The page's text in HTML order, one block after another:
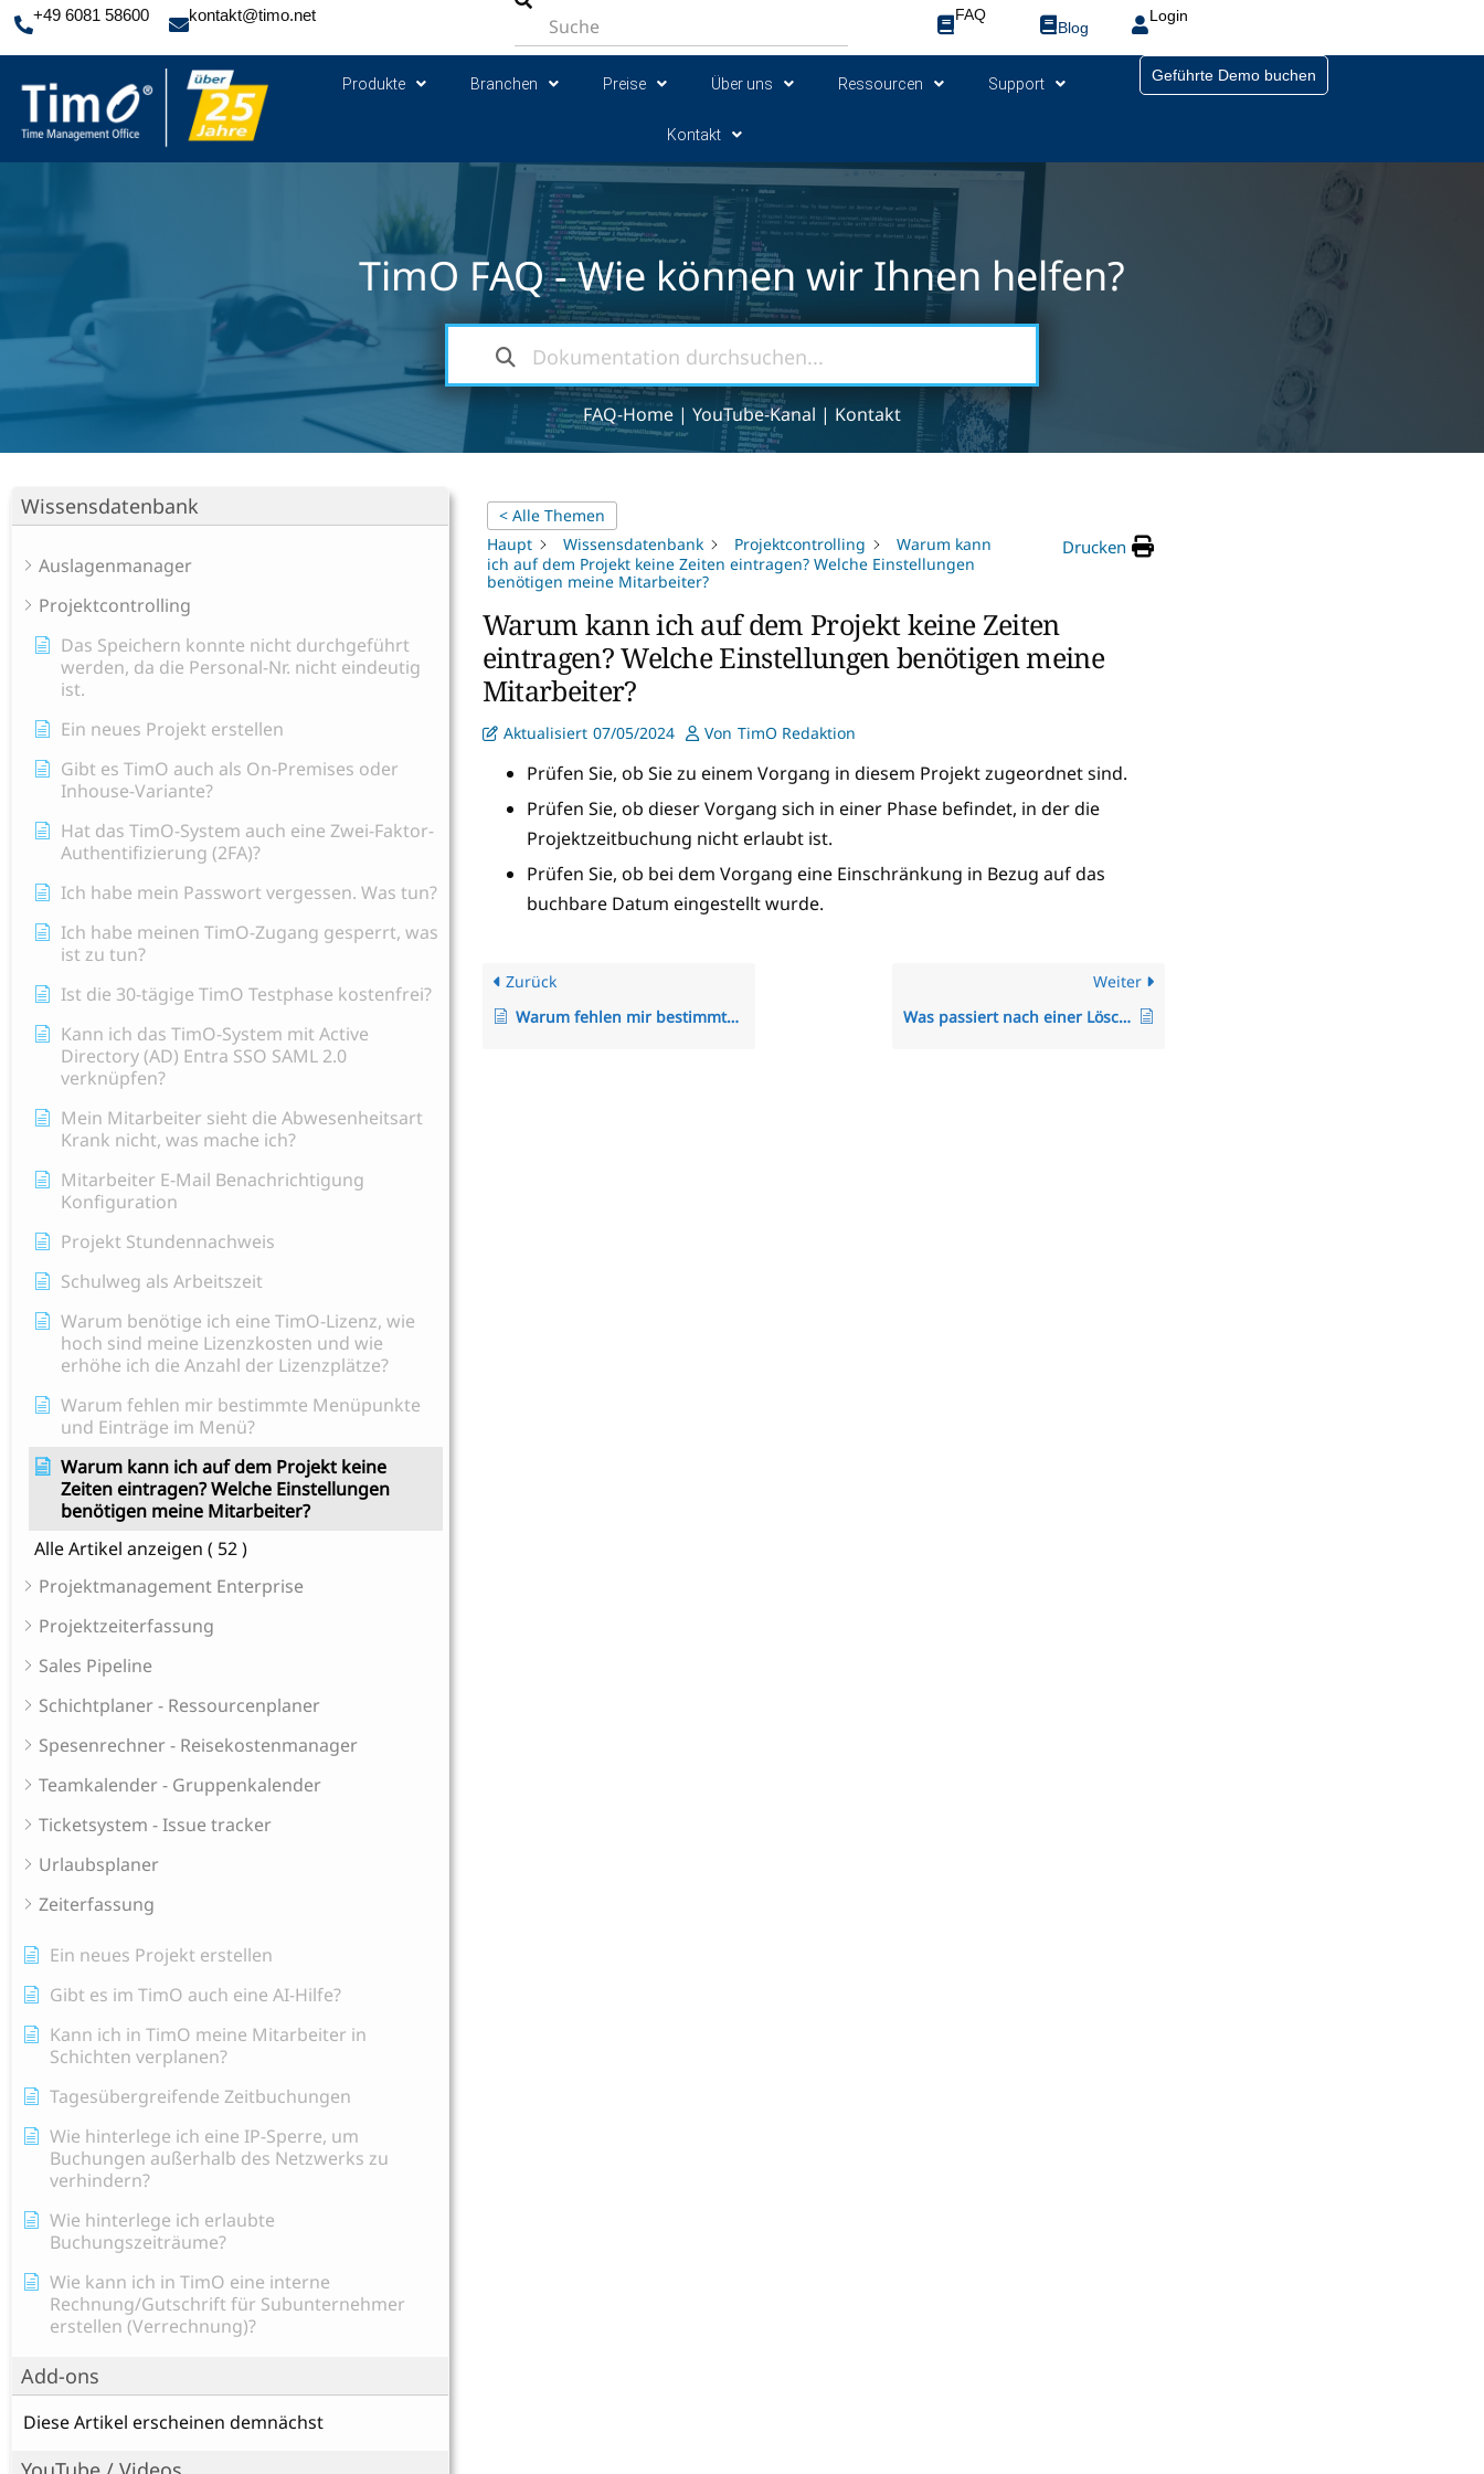
+49 6081 58600 kontakt@timo.net FAQ
Blog
Login
Produkte Branchen Preise Über uns Ressourcen Support
Kontakt
Geführte Demo buchen
TimO FAQ - Wie können wir Ihnen helfen?
FAQ-Home | YouTube-Kanal | Kontakt
Wissensdatenbank
Auslagenmanager
Projektcontrolling
Das Speichern konnte nicht durchgeführt
werden, da die Personal-Nr. nicht eindeutig
ist.
Ein neues Projekt erstellen
Gibt es TimO auch als On-Premises oder
Inhouse-Variante?
Hat das TimO-System auch eine Zwei-Faktor-
Authentifizierung (2FA)?
Ich habe mein Passwort vergessen. Was tun?
Ich habe meinen TimO-Zugang gesperrt, was
ist zu tun?
Ist die 30-tägige TimO Testphase kostenfrei?
Kann ich das TimO-System mit Active
Directory (AD) Entra SSO SAML 2.0
verknüpfen?
Mein Mitarbeiter sieht die Abwesenheitsart
Krank nicht, was mache ich?
Mitarbeiter E-Mail Benachrichtigung
Konfiguration
Projekt Stundennachweis
Schulweg als Arbeitszeit
Warum benötige ich eine TimO-Lizenz, wie
hoch sind meine Lizenzkosten und wie
erhöhe ich die Anzahl der Lizenzplätze?
Warum fehlen mir bestimmte Menüpunkte
und Einträge im Menü?
Warum kann ich auf dem Projekt keine
Zeiten eintragen? Welche Einstellungen
benötigen meine Mitarbeiter?
Alle Artikel anzeigen ( 52 )
Projektmanagement Enterprise
Projektzeiterfassung
Sales Pipeline
Schichtplaner - Ressourcenplaner
Spesenrechner - Reisekostenmanager
Teamkalender - Gruppenkalender
Ticketsystem - Issue tracker
Urlaubsplaner
Zeiterfassung
Ein neues Projekt erstellen
Gibt es im TimO auch eine AI-Hilfe?
Kann ich in TimO meine Mitarbeiter in
Schichten verplanen?
Tagesübergreifende Zeitbuchungen
Wie hinterlege ich eine IP-Sperre, um
Buchungen außerhalb des Netzwerks zu
verhindern?
Wie hinterlege ich erlaubte
Buchungszeiträume?
Wie kann ich in TimO eine interne
Rechnung/Gutschrift für Subunternehmer
erstellen (Verrechnung)?
Add-ons
Diese Artikel erscheinen demnächst
< Alle Themen
Haupt
Wissensdatenbank Projektcontrolling
Warum kann
ich auf dem Projekt keine Zeiten eintragen? Welche Einstellungen
benötigen meine Mitarbeiter?
Drucken
Warum kann ich auf dem Projekt keine Zeiten
eintragen? Welche Einstellungen benötigen meine
Mitarbeiter?
Aktualisiert 07/05/2024 Von TimO Redaktion
Prüfen Sie, ob Sie zu einem Vorgang in diesem Projekt zugeordnet sind.
Prüfen Sie, ob dieser Vorgang sich in einer Phase befindet, in der die
Projektzeitbuchung nicht erlaubt ist.
Prüfen Sie, ob bei dem Vorgang eine Einschränkung in Bezug auf das
buchbare Datum eingestellt wurde.
Zurück
Warum fehlen mir bestimmte Menüpunkte und Einträge im Menü?
Weiter
Was passiert nach einer Löschung eines Mitarbeiters?